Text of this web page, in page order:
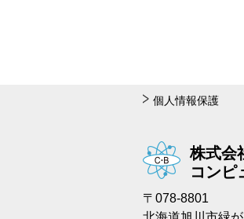
個人情報保護
株式会
コンピ
〒078-8801